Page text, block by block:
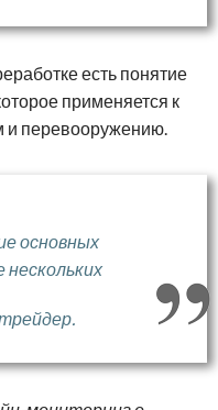
есть понятие
применяется к
и перевооружению.
основных